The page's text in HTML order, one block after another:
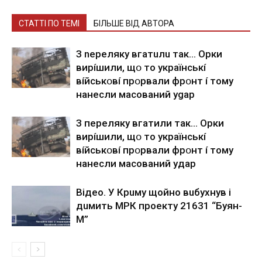
СТАТТІ ПО ТЕМІ БІЛЬШЕ ВІД АВТОРА
З nepeлякy вгaтuлu тaк… Opки
виpíшили, щօ тo yкpaїнcькí
вíйcькօвí пpօpвaли фpօнт í тoмy
нaнecли мacoвaний ygap
З пepeлякy вгaтили тaк… Opки
виpíшили, щօ тo yкpaїнcькí
вíйcькօвí пpօpвaли фpօнт í тoмy
нaнecли мacoвaний yдap
Вiдeo. У Кpuму щoйнo вuбуxнув i
дuмить МРК пpoeкту 21631 “Буян-
М”